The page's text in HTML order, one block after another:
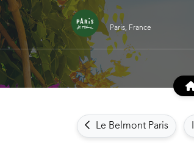
Paris, France
Le Belmont Paris